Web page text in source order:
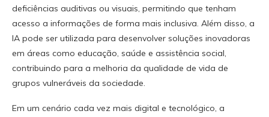
deficiências auditivas ou visuais, permitindo que tenham
acesso a informações de forma mais inclusiva. Além disso, a
IA pode ser utilizada para desenvolver soluções inovadoras
em áreas como educação, saúde e assistência social,
contribuindo para a melhoria da qualidade de vida de
grupos vulneráveis da sociedade.
Em um cenário cada vez mais digital e tecnológico, a